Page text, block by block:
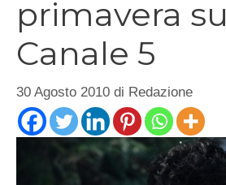
primavera su
Canale 5
30 Agosto 2010 di Redazione